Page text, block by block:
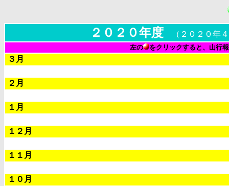
２０２０年度 （２０２０年
左の をクリックすると、山行
３月
２月
１月
１２月
１１月
１０月